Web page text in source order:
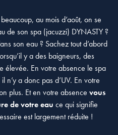
au mois d’août, on se
de son spa (jacuzzi) DYNASTY ?
son eau ? Sachez tout d’abord
y a des baigneurs, des
élevée. En votre absence le spa
n’y a donc pas d’UV. En votre
plus. Et en votre absence vous
de votre eau ce qui signifie
est largement réduite !